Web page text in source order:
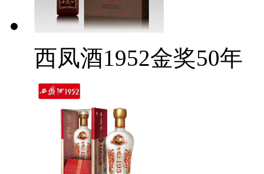
西凤酒1952金奖50年